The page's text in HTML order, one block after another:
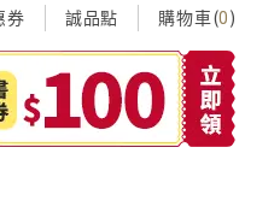
券 誠品點 購物車(0)